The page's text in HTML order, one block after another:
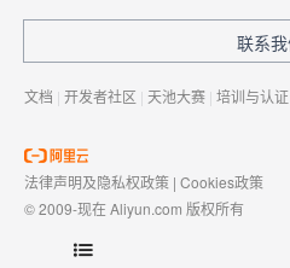
联系
文档 | 开发者社区 | 天池大赛 | 培训与认证
法律声明及隐私权政策 | Cookies政策
© 2009-现在 Aliyun.com 版权所有
域名注册服务机构许可：